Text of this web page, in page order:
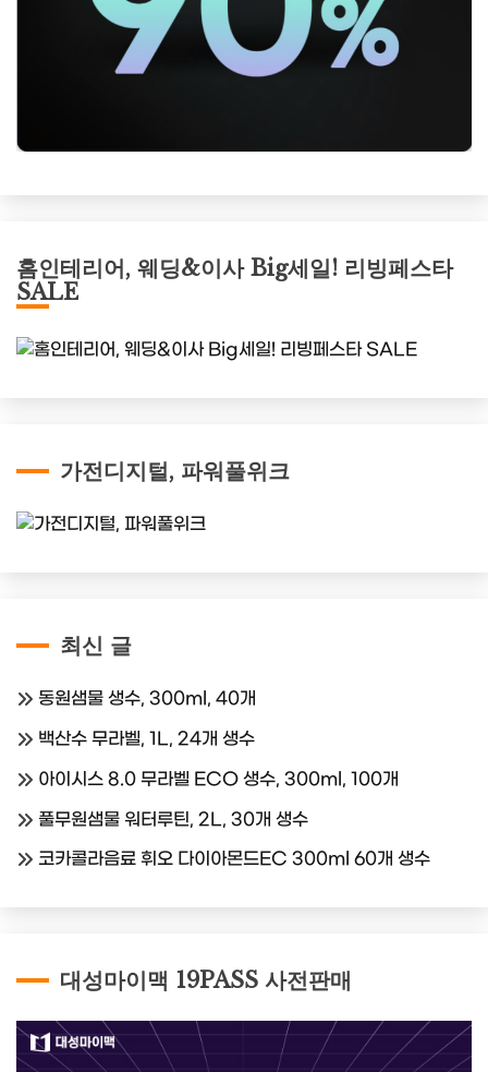
홈인테리어, 웨딩&이사 Big세일! 리빙페스타
SALE
가전디지털, 파워풀위크
최신 글
동원샘물 생수, 300ml, 40개
백산수 무라벨, 1L, 24개 생수
아이시스 8.0 무라벨 ECO 생수, 300ml, 100개
풀무원샘물 워터루틴, 2L, 30개 생수
코카콜라음료 휘오 다이아몬드EC 300ml 60개 생수
대성마이맥 19PASS 사전판매